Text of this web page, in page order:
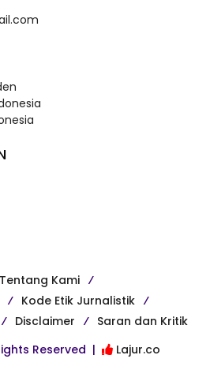
Tentang Kami
Kode Etik Jurnalistik
Disclaimer
Saran dan Kritik
Reserved |
Lajur.co